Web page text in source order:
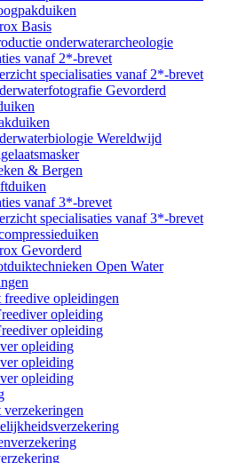
Basis
onderwaterarcheologie
vanaf 2*-brevet
specialisaties vanaf 2*-brevet
Gevorderd
Wereldwijd
& Bergen
vanaf 3*-brevet
specialisaties vanaf 3*-brevet
Gevorderd
Open Water
opleidingen
opleiding
opleiding
opleiding
opleiding
opleiding